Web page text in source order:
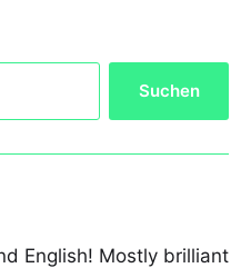
English! Mostly brilliant